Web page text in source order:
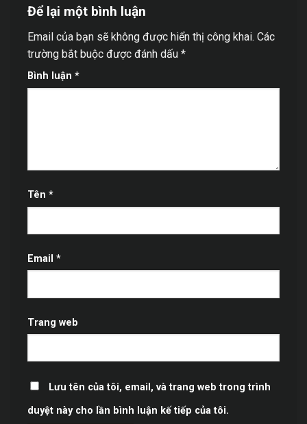
Để lại một bình luận
Email của bạn sẽ không được hiển thị công khai. Các
trường bắt buộc được đánh dấu *
Bình luận *
Tên *
Email *
Trang web
Lưu tên của tôi, email, và trang web trong trình
duyệt này cho lần bình luận kế tiếp của tôi.